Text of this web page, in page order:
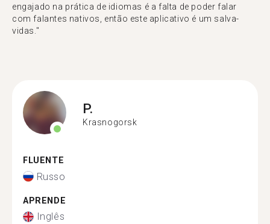
engajado na prática de idiomas é a falta de poder falar
com falantes nativos, então este aplicativo é um salva-
vidas."
P.
Krasnogorsk
FLUENTE
Russo
APRENDE
Inglês